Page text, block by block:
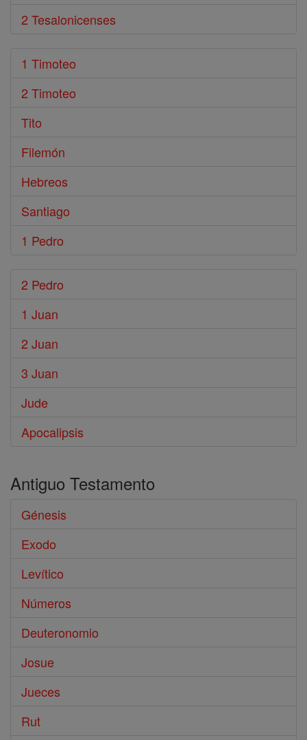
2 Tesalonicenses
1 Timoteo
2 Timoteo
Tito
Filemón
Hebreos
Santiago
1 Pedro
2 Pedro
1 Juan
2 Juan
3 Juan
Jude
Apocalipsis
Antiguo Testamento
Génesis
Exodo
Levítico
Números
Deuteronomio
Josue
Jueces
Rut